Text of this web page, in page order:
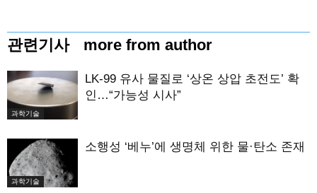
관련기사 more from author
과학기술
LK-99 유사 물질로 ‘상온 상압 초전도’ 확
인…“가능성 시사”
과학기술
소행성 ‘베누’에 생명체 위한 물·탄소 존재